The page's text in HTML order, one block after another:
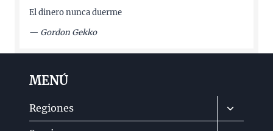
El dinero nunca duerme
— Gordon Gekko
MENÚ
Regiones
Alternar
menú